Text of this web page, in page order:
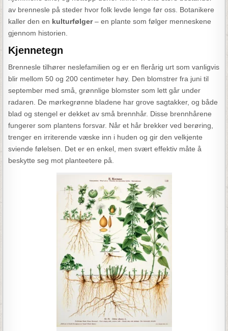
av brennesle på steder hvor folk levde lenge før oss. Botanikere
kaller den en kulturfølger– en plante som følger menneskene
gjennom historien.
Kjennetegn
Brennesle tilhører neslefamilien og er en flerårig urt som vanligvis
blir mellom 50 og 200 centimeter høy. Den blomstrer fra juni til
september med små, grønnlige blomster som lett går under
radaren. De mørkegrønne bladene har grove sagtakker, og både
blad og stengel er dekket av små brennhår. Disse brennhårene
fungerer som plantens forsvar. Når et hår brekker ved berøring,
trenger en irriterende væske inn i huden og gir den velkjente
sviende følelsen. Det er en enkel, men svært effektiv måte å
beskytte seg mot planteetere på.